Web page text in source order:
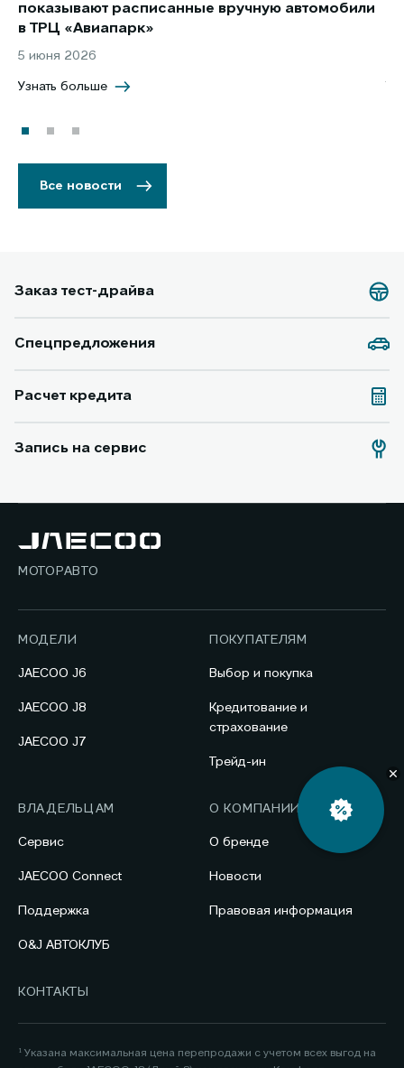
показывают расписанные вручную автомобили
в ТРЦ «Авиапарк»
5 июня 2026
Узнать больше
Все новости
Заказ тест-драйва
Спецпредложения
Расчет кредита
Запись на сервис
МОТОРАВТО
МОДЕЛИ
JAECOO J6
JAECOO J8
JAECOO J7
ПОКУПАТЕЛЯМ
Выбор и покупка
Кредитование и
страхование
Трейд-ин
ВЛАДЕЛЬЦАМ
Сервис
JAECOO Connect
Поддержка
O&J АВТОКЛУБ
О КОМПАНИИ
О бренде
Новости
Правовая информация
КОНТАКТЫ
¹ Указана максимальная цена перепродажи с учетом всех выгод на